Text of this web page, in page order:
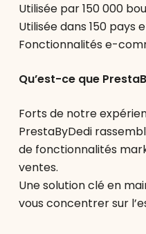
Utilisée par 150 000
Utilisée dans 150 pays
Fonctionnalités e-
Qu’est-ce que
Forts de notre
PrestaByDedi
de fonctionnalités
ventes.
Une solution clé en
vous concentrer sur